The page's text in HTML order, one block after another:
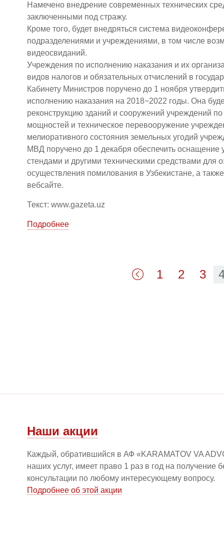
Намечено внедрение современных технических
заключенными под стражу.
Кроме того, будет внедряться система
подразделениями и учреждениями, в том числе
видеосвиданий.
Учреждения по исполнению наказания и их
видов налогов и обязательных отчислений в
Кабинету Министров поручено до 1 ноября
исполнению наказания на 2018−2022 годы. Она
реконструкцию зданий и сооружений учреждений
мощностей и техническое перевооружение
мелиоративного состояния земельных угодий
МВД поручено до 1 декабря обеспечить
стендами и другими техническими средствами для
осуществления помилования в Узбекистане, а
вебсайте.
Текст: www.gazeta.uz
Подробнее
1 2 3
Наши акции
Каждый, обратившийся в АФ «KARAMATOV VA
наших услуг, имеет право 1 раз в год на получение
консультации по любому интересующему вопросу.
Подробнее об этой акции